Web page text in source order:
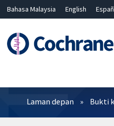
Bahasa Malaysia English
Penapis
Laman depan Bukti